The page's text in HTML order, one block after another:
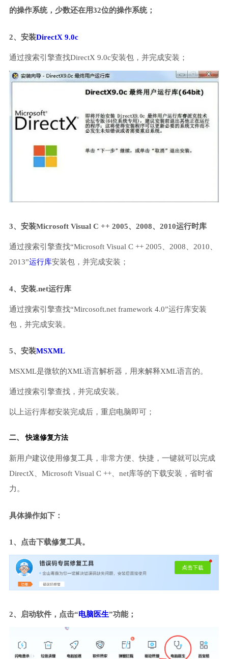
的操作系统，少数还在用32位的操作系统；
2、安装DirectX 9.0c
通过搜索引擎查找DirectX 9.0c安装包，并完成安装；
3、安装Microsoft Visual C ++ 2005、2008、2010运行时库
通过搜索引擎查找“Microsoft Visual C ++ 2005、2008、2010、
2013”运行库安装包，并完成安装；
4、安装.net运行库
通过搜索引擎查找“Mircosoft.net framework 4.0”运行库安装
包，并完成安装。
5、安装MSXML
MSXML是微软的XML语言解析器，用来解释XML语言的。
通过搜索引擎查找，并完成安装。
以上运行库都安装完成后，重启电脑即可；
二、 快速修复方法
新用户建议使用修复工具，非常方便、快捷，一键就可以完成
DirectX、Microsoft Visual C ++、net库等的下载安装，省时省
力。
具体操作如下：
1、点击下载修复工具。
2、启动软件，点击“电脑医生”功能；